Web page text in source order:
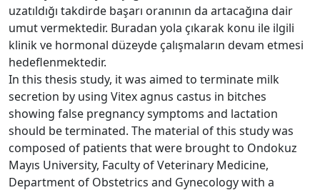
uzatıldığı takdirde başarı oranının da artacağına dair
umut vermektedir. Buradan yola çıkarak konu ile ilgili
klinik ve hormonal düzeyde çalışmaların devam etmesi
hedeflenmektedir.
In this thesis study, it was aimed to terminate milk
secretion by using Vitex agnus castus in bitches
showing false pregnancy symptoms and lactation
should be terminated. The material of this study was
composed of patients that were brought to Ondokuz
Mayıs University, Faculty of Veterinary Medicine,
Department of Obstetrics and Gynecology with a